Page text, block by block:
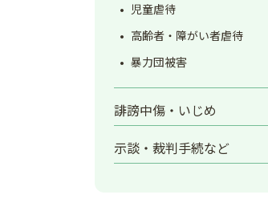
児童虐待
高齢者・障がい者虐待
暴力団被害
誹謗中傷・いじめ
示談・裁判手続など